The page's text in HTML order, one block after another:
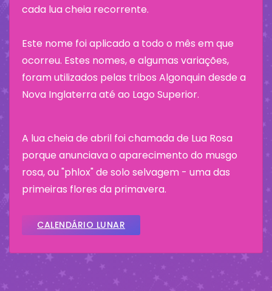
cada lua cheia recorrente.
Este nome foi aplicado a todo o mês em que
ocorreu. Estes nomes, e algumas variações,
foram utilizados pelas tribos Algonquin desde a
Nova Inglaterra até ao Lago Superior.
A lua cheia de abril foi chamada de Lua Rosa
porque anunciava o aparecimento do musgo
rosa, ou "phlox" de solo selvagem - uma das
primeiras flores da primavera.
CALENDÁRIO LUNAR